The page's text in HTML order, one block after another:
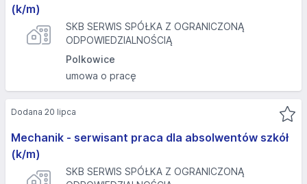
(k/m)
SKB SERWIS SPÓŁKA Z OGRANICZONĄ
ODPOWIEDZIALNOŚCIĄ
Polkowice
umowa o pracę
Mechanik - serwisant praca dla absolwentów szkół
(k/m)
SKB SERWIS SPÓŁKA Z OGRANICZONĄ
Dodana 20 lipca